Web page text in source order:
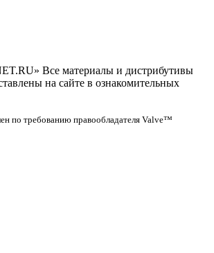
Все материалы и дистрибутивы
на сайте в ознакомительных
по требованию правообладателя Valve™